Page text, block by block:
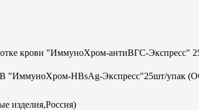
крови "ИммуноХром-антиВГС-
В "ИммуноХром-HBsAg-Экспресс"25шт/
изделия,Россия)